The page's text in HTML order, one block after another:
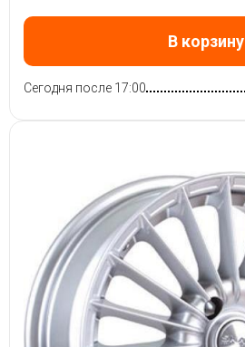
В корзину
Сегодня после 17:00